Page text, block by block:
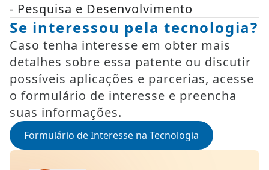
- Pesquisa e Desenvolvimento
Se interessou pela tecnologia?
Caso tenha interesse em obter mais
detalhes sobre essa patente ou discutir
possíveis aplicações e parcerias, acesse
o formulário de interesse e preencha
suas informações.
Formulário de Interesse na Tecnologia